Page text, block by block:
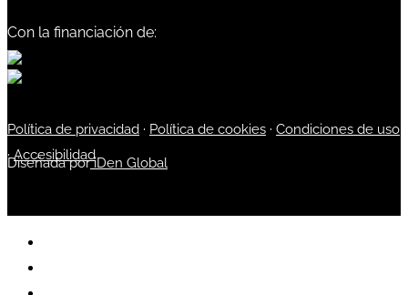
Con la financiación de:
Política de privacidad · Política de cookies · Condiciones de uso
·Accesibilidad
Diseñada poriDen Global